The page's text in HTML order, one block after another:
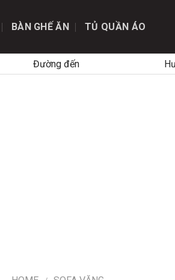
BÀN GHẾ ĂN TỦ QUẦN ÁO
Đường đến